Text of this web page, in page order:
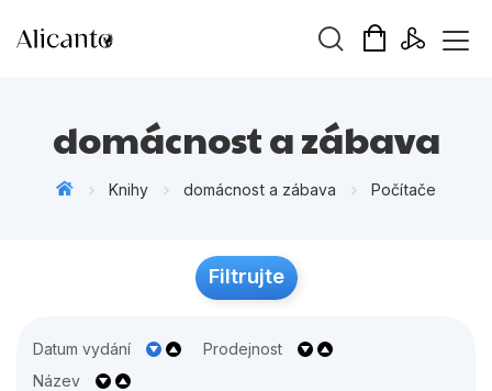
Tipy redakce
domácnost a zábava
Knihy domácnost a zábava Počítače
Filtrujte
Datum vydání
Prodejnost
Název